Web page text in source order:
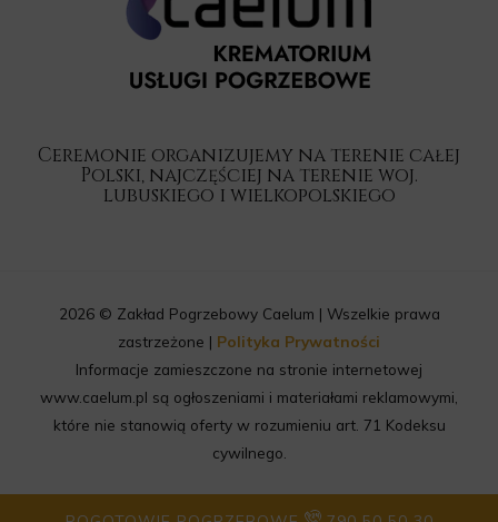
Ceremonie organizujemy na terenie całej
Polski, najczęściej na terenie woj.
lubuskiego i wielkopolskiego
2026 © Zakład Pogrzebowy Caelum | Wszelkie prawa
zastrzeżone | Polityka Prywatności
Informacje zamieszczone na stronie internetowej
www.caelum.pl są ogłoszeniami i materiałami reklamowymi,
które nie stanowią oferty w rozumieniu art. 71 Kodeksu
cywilnego.